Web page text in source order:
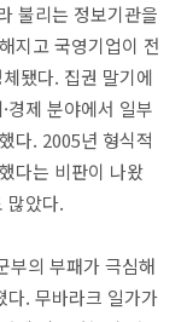
불리는 정보기관을
지고 국영기업이 전
됐다. 집권 말기에
경제 분야에서 일부
다. 2005년 형식적
다는 비판이 나왔
많았다.
부의 부패가 극심해
다. 무바라크 일가가